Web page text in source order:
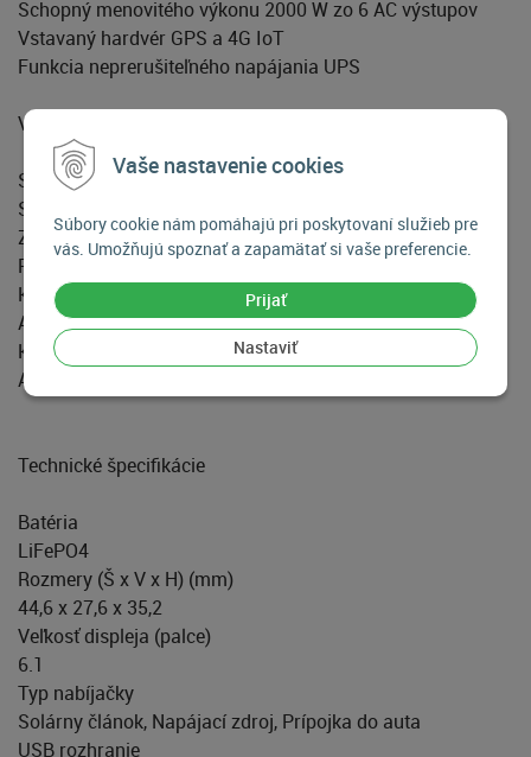
Vaše nastavenie cookies
Súbory cookie nám pomáhajú pri poskytovaní služieb pre
vás. Umožňujú spoznať a zapamätať si vaše preferencie.
Prijať
Nastaviť
Schopný menovitého výkonu 2000 W zo 6 AC výstupov
Vstavaný hardvér GPS a 4G IoT
Funkcia neprerušiteľného napájania UPS
V krabici:
SuperBase Pro 1500M
Stručný návod
Záručný list
Puzdro na príslušenstvo
Kábel MC4 až XT60 (3 m) Solárne nabíjanie cez DC
AC kábel (1,5m) AC vstup
Kábel MC4 na AC (3 m) Solárne nabíjanie cez AC
Adaptér z USB-C na Usb-A
Technické špecifikácie
Batéria
LiFePO4
Rozmery (Š x V x H) (mm)
44,6 x 27,6 x 35,2
Veľkosť displeja (palce)
6.1
Typ nabíjačky
Solárny článok, Napájací zdroj, Prípojka do auta
USB rozhranie